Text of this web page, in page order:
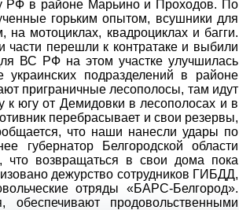
РФ в районе Марьино и Проходов. По
горьким опытом, всушники для
мотоциклах, квадроциклах и багги.
перешли к контратаке и выбили
ВС РФ на этом участке улучшилась
подразделений в районе
приграничные лесополосы, там идут
к югу от Демидовки в лесополосах и в
перебрасывает и свои резервы,
что наши нанесли удары по
губернатор Белгородской области
что возвращаться в свои дома пока
дежурство сотрудников ГИБДД,
отряды «БАРС-Белгород».
продовольственными